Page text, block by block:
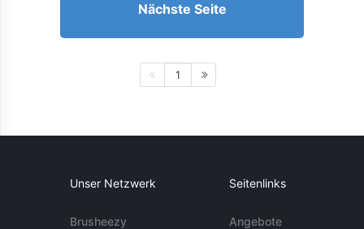
Nächste Seite
1
Unser Netzwerk
Brusheezy
Seitenlinks
Angebote